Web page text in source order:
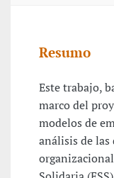
Resumo
Este trabajo,
marco del
modelos de
análisis de